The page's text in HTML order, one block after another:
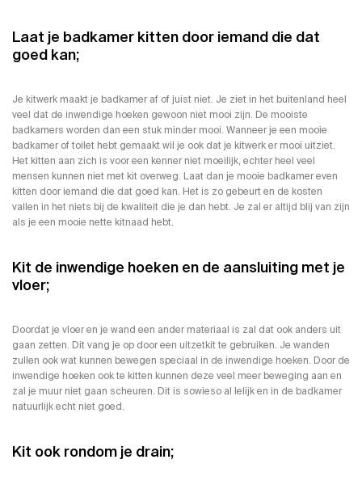
Laat je badkamer kitten door iemand die dat
goed kan;
Je kitwerk maakt je badkamer af of juist niet. Je ziet in het buitenland heel
veel dat de inwendige hoeken gewoon niet mooi zijn. De mooiste
badkamers worden dan een stuk minder mooi. Wanneer je een mooie
badkamer of toilet hebt gemaakt wil je ook dat je kitwerk er mooi uitziet.
Het kitten aan zich is voor een kenner niet moeilijk, echter heel veel
mensen kunnen niet met kit overweg. Laat dan je mooie badkamer even
kitten door iemand die dat goed kan. Het is zo gebeurt en de kosten
vallen in het niets bij de kwaliteit die je dan hebt. Je zal er altijd blij van zijn
als je een mooie nette kitnaad hebt.
Kit de inwendige hoeken en de aansluiting met je
vloer;
Doordat je vloer en je wand een ander materiaal is zal dat ook anders uit
gaan zetten. Dit vang je op door een uitzetkit te gebruiken. Je wanden
zullen ook wat kunnen bewegen speciaal in de inwendige hoeken. Door de
inwendige hoeken ook te kitten kunnen deze veel meer beweging aan en
zal je muur niet gaan scheuren. Dit is sowieso al lelijk en in de badkamer
natuurlijk echt niet goed.
Kit ook rondom je drain;